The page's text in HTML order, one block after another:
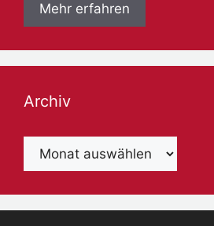
Mehr erfahren
Archiv
Archiv